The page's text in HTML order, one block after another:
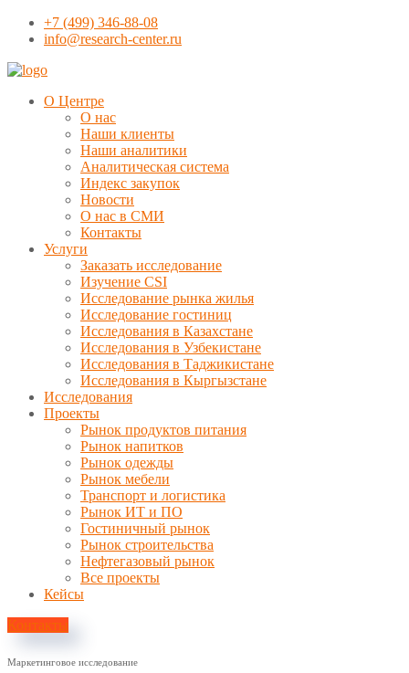
+7 (499) 346-88-08
info@research-center.ru
О Центре
О нас
Наши клиенты
Наши аналитики
Аналитическая система
Индекс закупок
Новости
О нас в СМИ
Контакты
Услуги
Заказать исследование
Изучение CSI
Исследование рынка жилья
Исследование гостиниц
Исследования в Казахстане
Исследования в Узбекистане
Исследования в Таджикистане
Исследования в Кыргызстане
Исследования
Проекты
Рынок продуктов питания
Рынок напитков
Рынок одежды
Рынок мебели
Транспорт и логистика
Рынок ИТ и ПО
Гостиничный рынок
Рынок строительства
Нефтегазовый рынок
Все проекты
Кейсы
Контакты
Маркетинговое исследование